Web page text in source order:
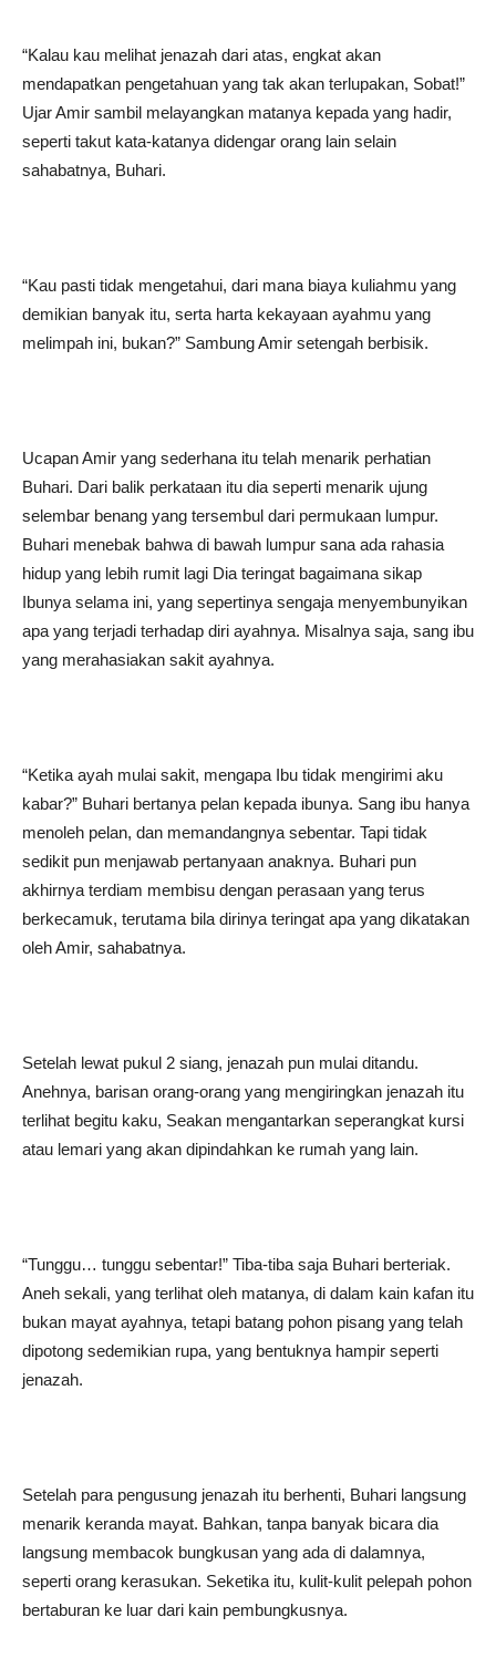
“Kalau kau melihat jenazah dari atas, engkat akan
mendapatkan pengetahuan yang tak akan terlupakan, Sobat!”
Ujar Amir sambil melayangkan matanya kepada yang hadir,
seperti takut kata-katanya didengar orang lain selain
sahabatnya, Buhari.
“Kau pasti tidak mengetahui, dari mana biaya kuliahmu yang
demikian banyak itu, serta harta kekayaan ayahmu yang
melimpah ini, bukan?” Sambung Amir setengah berbisik.
Ucapan Amir yang sederhana itu telah menarik perhatian
Buhari. Dari balik perkataan itu dia seperti menarik ujung
selembar benang yang tersembul dari permukaan lumpur.
Buhari menebak bahwa di bawah lumpur sana ada rahasia
hidup yang lebih rumit lagi Dia teringat bagaimana sikap
Ibunya selama ini, yang sepertinya sengaja menyembunyikan
apa yang terjadi terhadap diri ayahnya. Misalnya saja, sang ibu
yang merahasiakan sakit ayahnya.
“Ketika ayah mulai sakit, mengapa Ibu tidak mengirimi aku
kabar?” Buhari bertanya pelan kepada ibunya. Sang ibu hanya
menoleh pelan, dan memandangnya sebentar. Tapi tidak
sedikit pun menjawab pertanyaan anaknya. Buhari pun
akhirnya terdiam membisu dengan perasaan yang terus
berkecamuk, terutama bila dirinya teringat apa yang dikatakan
oleh Amir, sahabatnya.
Setelah lewat pukul 2 siang, jenazah pun mulai ditandu.
Anehnya, barisan orang-orang yang mengiringkan jenazah itu
terlihat begitu kaku, Seakan mengantarkan seperangkat kursi
atau lemari yang akan dipindahkan ke rumah yang lain.
“Tunggu… tunggu sebentar!” Tiba-tiba saja Buhari berteriak.
Aneh sekali, yang terlihat oleh matanya, di dalam kain kafan itu
bukan mayat ayahnya, tetapi batang pohon pisang yang telah
dipotong sedemikian rupa, yang bentuknya hampir seperti
jenazah.
Setelah para pengusung jenazah itu berhenti, Buhari langsung
menarik keranda mayat. Bahkan, tanpa banyak bicara dia
langsung membacok bungkusan yang ada di dalamnya,
seperti orang kerasukan. Seketika itu, kulit-kulit pelepah pohon
bertaburan ke luar dari kain pembungkusnya.